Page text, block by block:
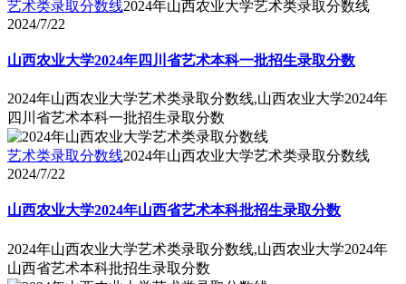
艺术类录取分数线2024年山西农业大学艺术类录取分数线
2024/7/22
山西农业大学2024年四川省艺术本科一批招生录取分数
2024年山西农业大学艺术类录取分数线,山西农业大学2024年
四川省艺术本科一批招生录取分数
艺术类录取分数线2024年山西农业大学艺术类录取分数线
2024/7/22
山西农业大学2024年山西省艺术本科批招生录取分数
2024年山西农业大学艺术类录取分数线,山西农业大学2024年
山西省艺术本科批招生录取分数